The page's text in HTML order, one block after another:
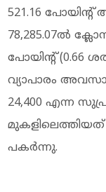
521.16
78,285.07ൽ
പോയിന്റ് (0.66
വ്യാപാരം
24,400 എന്ന
പകർന്നു.